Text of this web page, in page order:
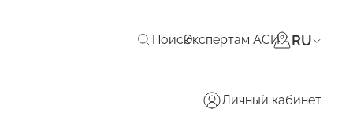
ПоискЭкспертам АСИ RU
Личный кабинет